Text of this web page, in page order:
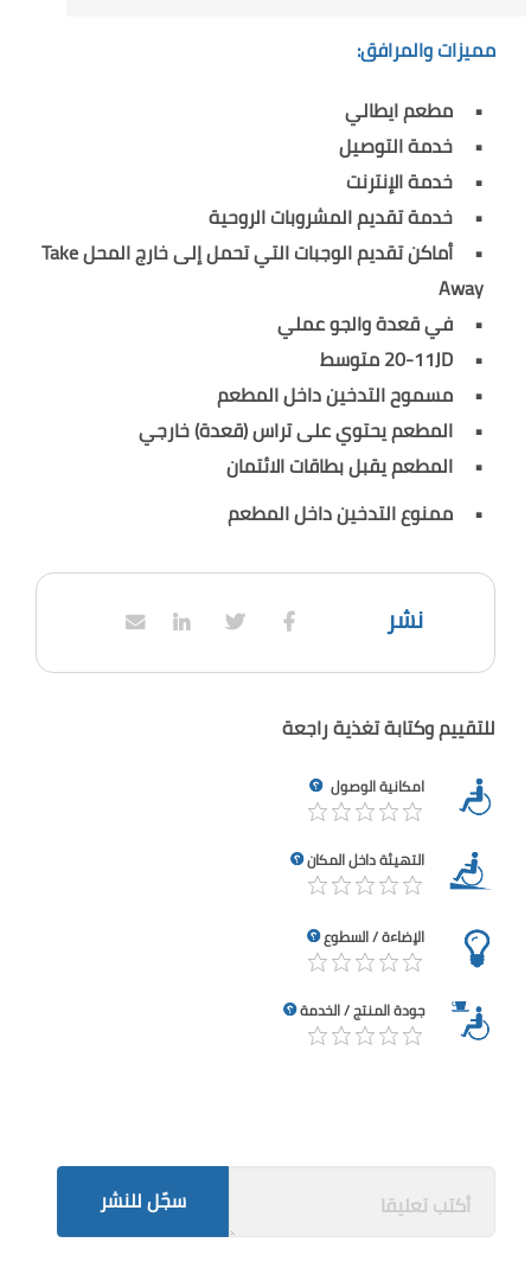
مميزات والمرافق:
مطعم ايطالي
خدمة التوصيل
خدمة الإنترنت
خدمة تقديم المشروبات الروحية
أماكن تقديم الوجبات التي تحمل إلى خارج المحل Take
Away
في قعدة والجو عملي
20-11JD متوسط
مسموح التدخين داخل المطعم
المطعم يحتوي على تراس (قعدة) خارجي
المطعم يقبل بطاقات الائتمان
ممنوع التدخين داخل المطعم
نشر
للتقييم وكتابة تغذية راجعة
امكانية الوصول
التهيئة داخل المكان
الإضاءة / السطوع
جودة المنتج / الخدمة
سجّل للنشر